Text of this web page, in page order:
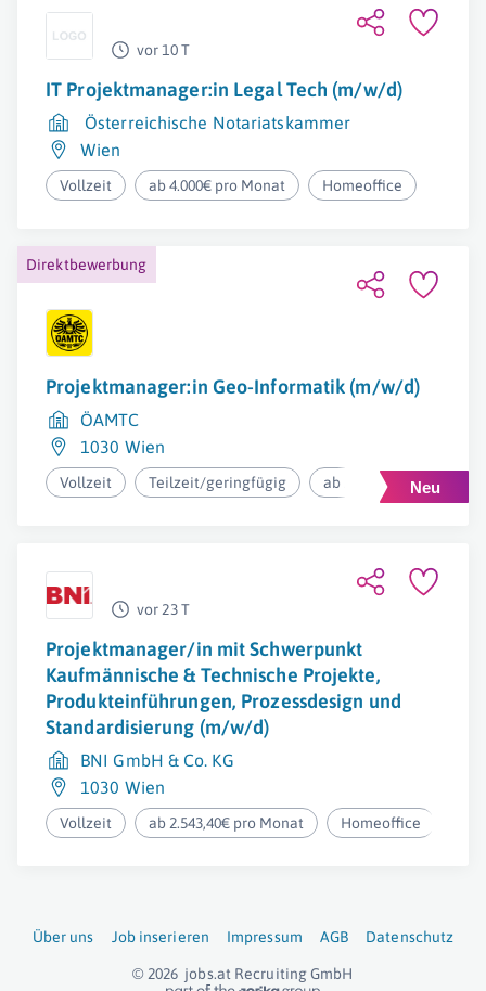
vor 10 T
IT Projektmanager:in Legal Tech (m/w/d)
Österreichische Notariatskammer
Wien
Vollzeit ab 4.000€ pro Monat Homeoffice
Direktbewerbung
Projektmanager:in Geo-Informatik (m/w/d)
ÖAMTC
1030 Wien
Vollzeit Teilzeit/geringfügig ab 3.400€ pro Monat
vor 23 T
Projektmanager/in mit Schwerpunkt
Kaufmännische & Technische Projekte,
Produkteinführungen, Prozessdesign und
Standardisierung (m/w/d)
BNI GmbH & Co. KG
1030 Wien
Vollzeit ab 2.543,40€ pro Monat Homeoffice
Über uns Job inserieren Impressum AGB Datenschutz
© 2026 jobs.at Recruiting GmbH